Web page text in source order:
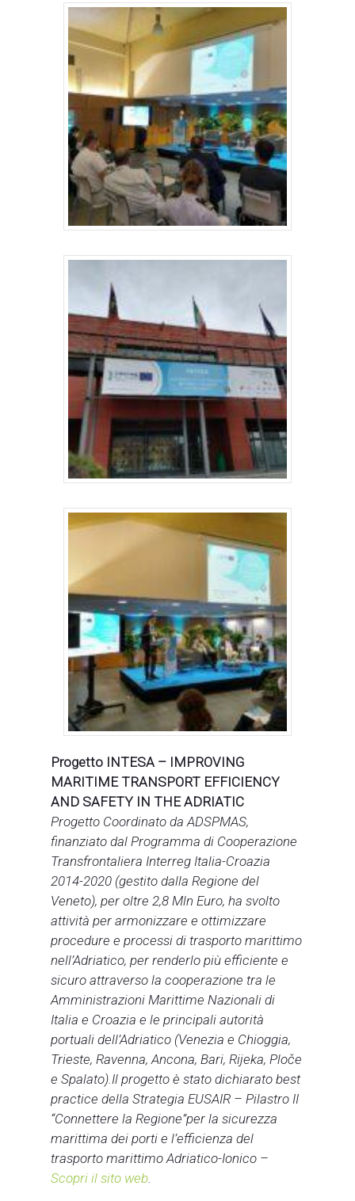
Progetto INTESA – IMPROVING
MARITIME TRANSPORT EFFICIENCY
AND SAFETY IN THE ADRIATIC
Progetto Coordinato da ADSPMAS,
finanziato dal Programma di Cooperazione
Transfrontaliera Interreg Italia-Croazia
2014-2020 (gestito dalla Regione del
Veneto), per oltre 2,8 Mln Euro, ha svolto
attività per armonizzare e ottimizzare
procedure e processi di trasporto marittimo
nell’Adriatico, per renderlo più efficiente e
sicuro attraverso la cooperazione tra le
Amministrazioni Marittime Nazionali di
Italia e Croazia e le principali autorità
portuali dell’Adriatico (Venezia e Chioggia,
Trieste, Ravenna, Ancona, Bari, Rijeka, Ploče
e Spalato).Il progetto è stato dichiarato best
practice della Strategia EUSAIR – Pilastro II
“Connettere la Regione”per la sicurezza
marittima dei porti e l’efficienza del
trasporto marittimo Adriatico-Ionico –
Scopri il sito web